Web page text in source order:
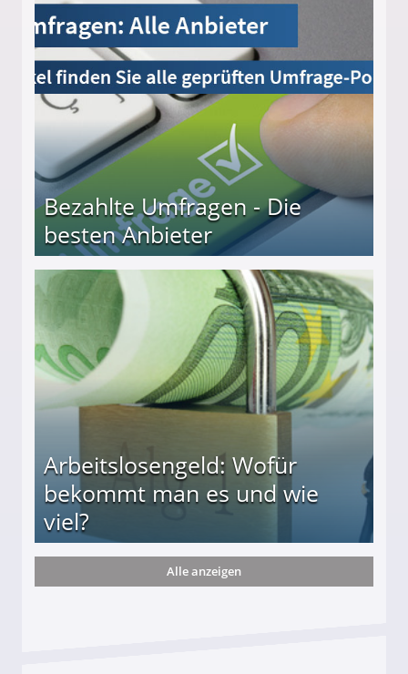
Bezahlte Umfragen - Die
besten Anbieter
Arbeitslosengeld: Wofür
bekommt man es und wie
viel?
und wie viel?
Alle anzeigen